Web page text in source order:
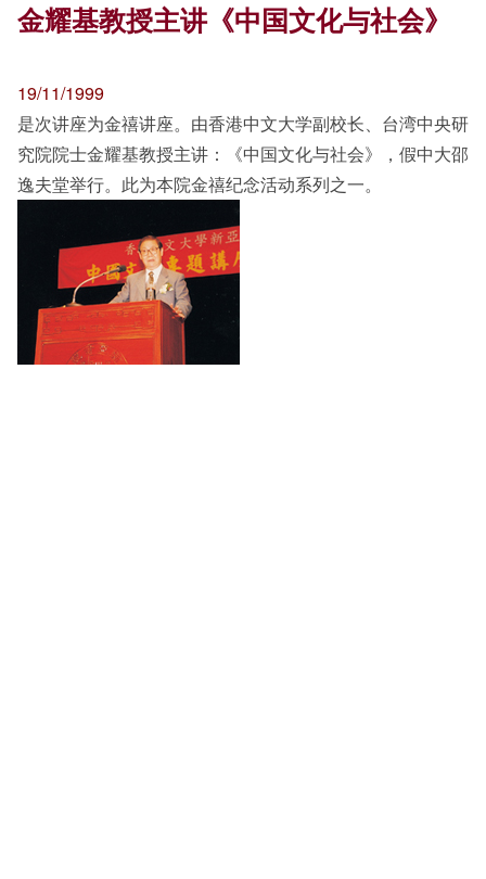
金耀基教授主讲《中国文化与社会》
19/11/1999
是次讲座为金禧讲座。由香港中文大学副校长、台湾中央研
究院院士金耀基教授主讲：《中国文化与社会》，假中大邵
逸夫堂举行。此为本院金禧纪念活动系列之一。